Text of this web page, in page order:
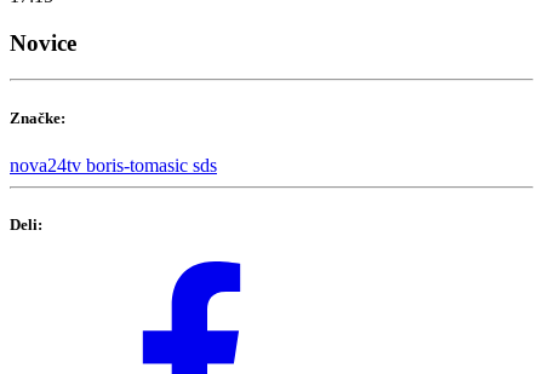
Novice
Značke:
nova24tv boris-tomasic sds
Deli: